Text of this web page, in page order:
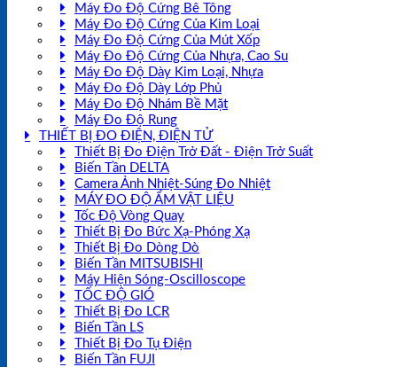
Máy Đo Độ Cứng Bê Tông
Máy Đo Độ Cứng Của Kim Loại
Máy Đo Độ Cứng Của Mút Xốp
Máy Đo Độ Cứng Của Nhựa, Cao Su
Máy Đo Độ Dày Kim Loại, Nhựa
Máy Đo Độ Dày Lớp Phủ
Máy Đo Độ Nhám Bề Mặt
Máy Đo Độ Rung
THIẾT BỊ ĐO ĐIỆN, ĐIỆN TỬ
Thiết Bị Đo Điện Trở Đất - Điện Trở Suất
Biến Tần DELTA
Camera Ảnh Nhiệt-Súng Đo Nhiệt
MÁY ĐO ĐỘ ẨM VẬT LIỆU
Tốc Độ Vòng Quay
Thiết Bị Đo Bức Xạ-Phóng Xạ
Thiết Bị Đo Dòng Dò
Biến Tần MITSUBISHI
Máy Hiện Sóng-Oscilloscope
TỐC ĐỘ GIÓ
Thiết Bị Đo LCR
Biến Tần LS
Thiết Bị Đo Tụ Điện
Biến Tần FUJI